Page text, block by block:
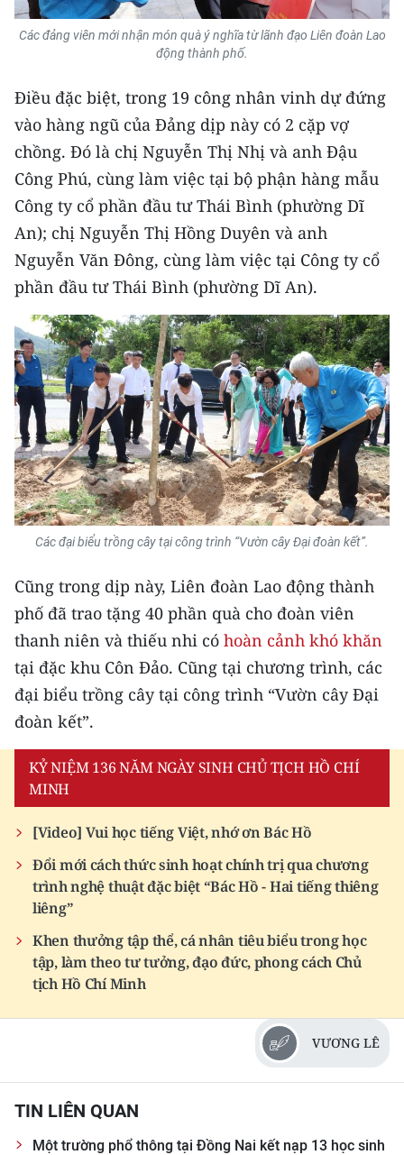
ENGLISH
FRANÇAIS
РУССКИЙ
ESPAÑOL
한국어
Các đảng viên mới nhận món quà ý nghĩa từ lãnh đạo Liên đoàn Lao
động thành phố.
Điều đặc biệt, trong 19 công nhân vinh dự đứng
vào hàng ngũ của Đảng dịp này có 2 cặp vợ
chồng. Đó là chị Nguyễn Thị Nhị và anh Đậu
Công Phú, cùng làm việc tại bộ phận hàng mẫu
Công ty cổ phần đầu tư Thái Bình (phường Dĩ
An); chị Nguyễn Thị Hồng Duyên và anh
Nguyễn Văn Đông, cùng làm việc tại Công ty cổ
phần đầu tư Thái Bình (phường Dĩ An).
Các đại biểu trồng cây tại công trình “Vườn cây Đại đoàn kết”.
Cũng trong dịp này, Liên đoàn Lao động thành
phố đã trao tặng 40 phần quà cho đoàn viên
thanh niên và thiếu nhi có hoàn cảnh khó khăn
tại đặc khu Côn Đảo. Cũng tại chương trình, các
đại biểu trồng cây tại công trình “Vườn cây Đại
đoàn kết”.
KỶ NIỆM 136 NĂM NGÀY SINH CHỦ TỊCH HỒ CHÍ
MINH
[Video] Vui học tiếng Việt, nhớ ơn Bác Hồ
Đổi mới cách thức sinh hoạt chính trị qua chương
trình nghệ thuật đặc biệt “Bác Hồ - Hai tiếng thiêng
liêng”
Khen thưởng tập thể, cá nhân tiêu biểu trong học
tập, làm theo tư tưởng, đạo đức, phong cách Chủ
tịch Hồ Chí Minh
VƯƠNG LÊ
TIN LIÊN QUAN
Một trường phổ thông tại Đồng Nai kết nạp 13 học sinh